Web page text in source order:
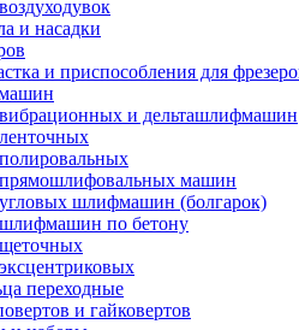
и насадки
и приспособления для
и дельташлифмашин
машин
шлифмашин (болгарок)
по бетону
переходные
и гайковертов